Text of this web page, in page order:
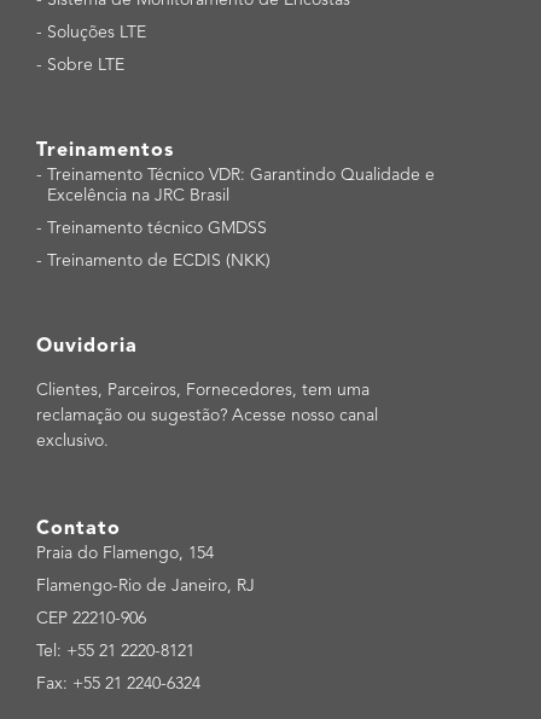
- Soluções LTE
- Sobre LTE
Treinamentos
- Treinamento Técnico VDR: Garantindo Qualidade e
Excelência na JRC Brasil
- Treinamento técnico GMDSS
- Treinamento de ECDIS (NKK)
Ouvidoria
Clientes, Parceiros, Fornecedores, tem uma
reclamação ou sugestão? Acesse nosso canal
exclusivo.
Contato
Praia do Flamengo, 154
Flamengo-Rio de Janeiro, RJ
CEP 22210-906
Tel: +55 21 2220-8121
Fax: +55 21 2240-6324